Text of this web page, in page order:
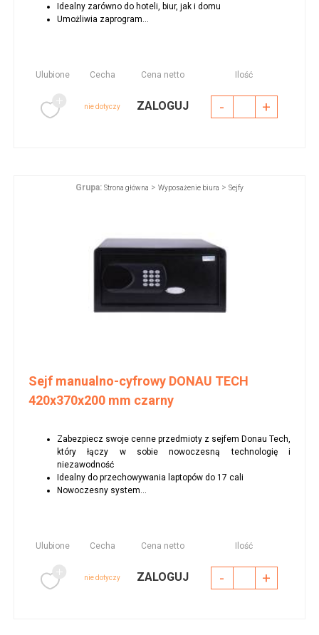
Idealny zarówno do hoteli, biur, jak i domu
Umożliwia zaprogram...
Ulubione Cecha Cena netto Ilość
nie dotyczy ZALOGUJ - +
Grupa: Strona główna > Wyposażenie biura > Sejfy
Sejf manualno-cyfrowy DONAU TECH
420x370x200 mm czarny
Zabezpiecz swoje cenne przedmioty z sejfem Donau Tech,
który łączy w sobie nowoczesną technologię i
niezawodność
Idealny do przechowywania laptopów do 17 cali
Nowoczesny system...
Ulubione Cecha Cena netto Ilość
nie dotyczy ZALOGUJ - +